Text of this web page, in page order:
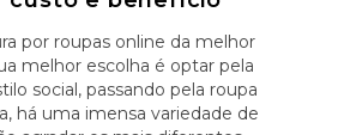
por roupas online da melhor
melhor escolha é optar pela
social, passando pela roupa
há uma imensa variedade de